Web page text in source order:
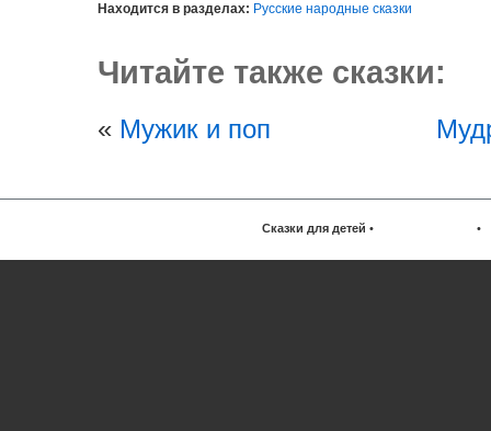
Находится в разделах: Русские народные сказки
Читайте также сказки:
« Мужик и поп
Сказки для детей • •